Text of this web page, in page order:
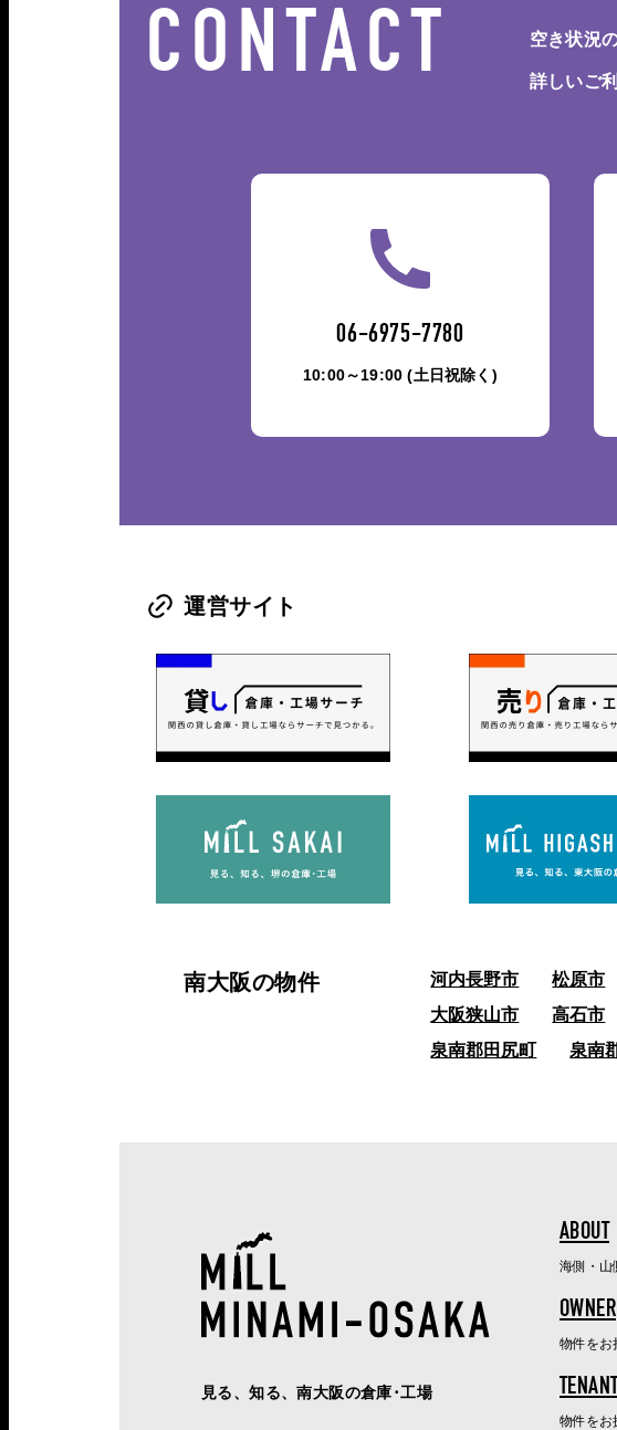
CONTACT 空き状況
詳しいご
06-6975-7780
10:00～19:00 (土日祝除く)
運営サイト
南大阪の物件 河内長野市 松原市
大阪狭山市
高石市
泉南郡田尻町
泉南
見る、知る、南大阪の倉庫･工場
ABOUT
海側・山
OWNER
物件をお
TENANT
物件をお